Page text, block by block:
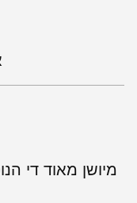
מיושן מאוד די